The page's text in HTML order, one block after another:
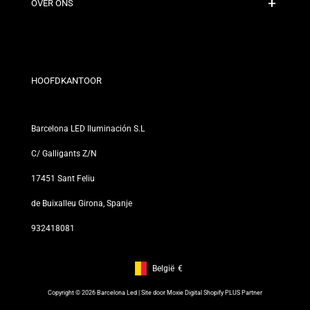
OVER ONS
Onze Winkels
HOOFDKANTOOR
Barcelona LED Iluminación S.L
C/ Galligants Z/N
17451 Sant Feliu
de Buixalleu Girona, Spanje
932418081
Footer: België, €
België €
Copyright © 2026 Barcelona Led | Site door Moxie Digital Shopify PLUS Partner